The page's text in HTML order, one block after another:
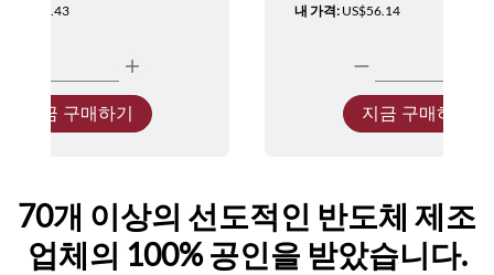
US$137.43
지금 구매하기
내 가격: US$56.14
지금 구매하기
70개 이상의 선도적인 반도체 제조
업체의 100% 공인을 받았습니다.